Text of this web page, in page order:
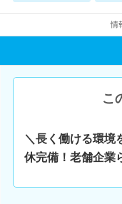
情
こ
＼長く働ける環境
休完備！老舗企業